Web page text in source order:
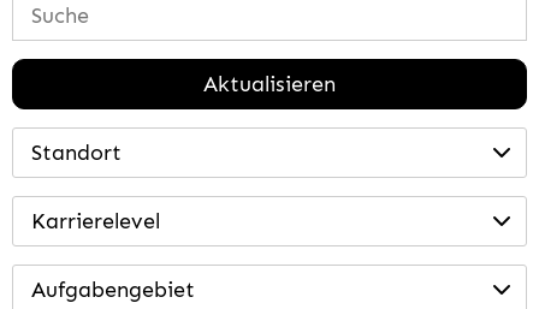
Aktualisieren
Standort
Karrierelevel
Aufgabengebiet